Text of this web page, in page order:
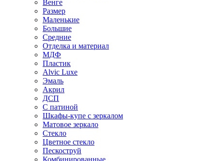
Венге
Размер
Маленькие
Большие
Средние
Отделка и материал
МДФ
Пластик
Alvic Luxe
Эмаль
Акрил
ДСП
С патиной
Шкафы-купе с зеркалом
Матовое зеркало
Стекло
Цветное стекло
Пескоструй
Комбинированные